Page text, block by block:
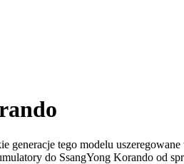
generacje tego modelu
do SsangYong Korando od